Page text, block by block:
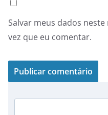
Salvar meus dados
vez que eu comentar.